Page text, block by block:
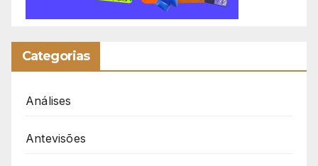
Categorias
Análises
Antevisões